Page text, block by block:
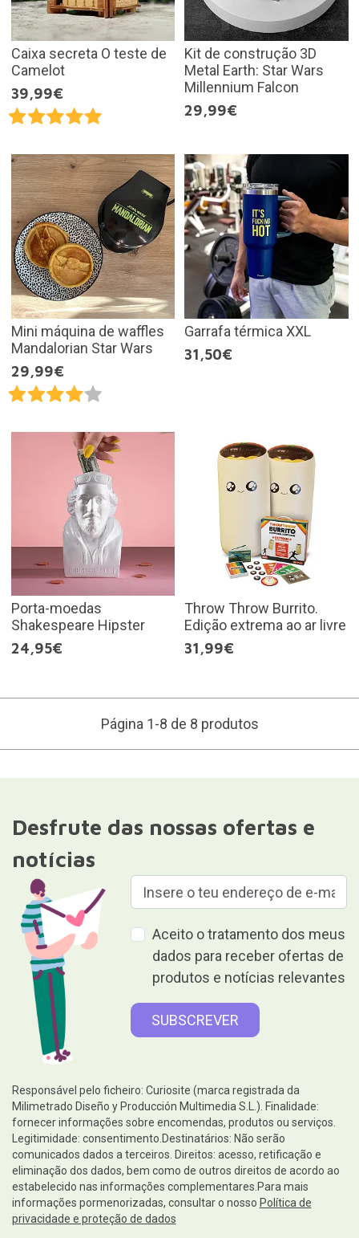
Caixa secreta O teste de
Camelot
39,99€
Kit de construção 3D
Metal Earth: Star Wars
Millennium Falcon
29,99€
Mini máquina de waffles
Mandalorian Star Wars
29,99€
Garrafa térmica XXL
31,50€
Porta-moedas
Shakespeare Hipster
24,95€
Throw Throw Burrito.
Edição extrema ao ar livre
31,99€
Página 1-8 de 8 produtos
Desfrute das nossas ofertas e
notícias
Aceito o tratamento dos meus
dados para receber ofertas de
produtos e notícias relevantes
Responsável pelo ficheiro: Curiosite (marca registrada da
Milimetrado Diseño y Producción Multimedia S.L.). Finalidade:
fornecer informações sobre encomendas, produtos ou serviços.
Legitimidade: consentimento.Destinatários: Não serão
comunicados dados a terceiros. Direitos: acesso, retificação e
eliminação dos dados, bem como de outros direitos de acordo ao
estabelecido nas informações complementares.Para mais
informações pormenorizadas, consultar o nosso Política de
privacidade e proteção de dados